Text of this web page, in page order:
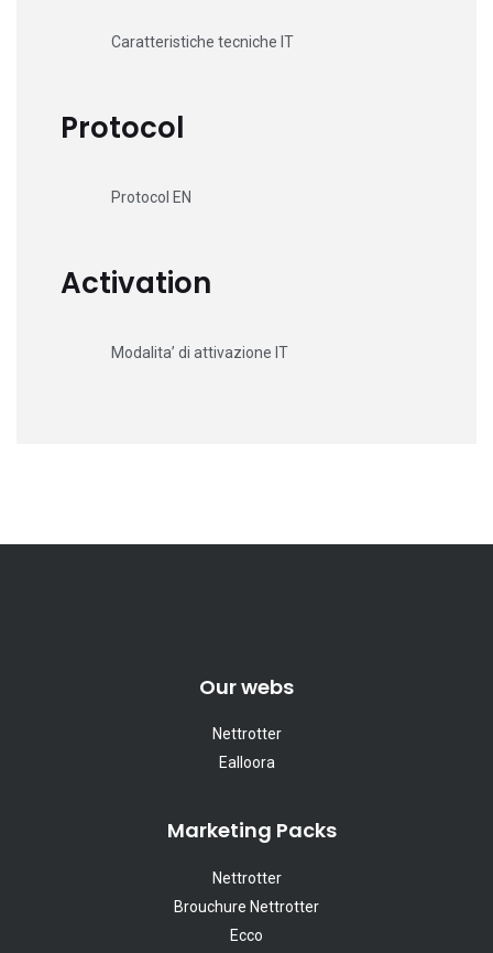
Caratteristiche tecniche IT
Protocol
Protocol EN
Activation
Modalita’ di attivazione IT
Our webs
Nettrotter
Ealloora
Marketing Packs
Nettrotter
Brouchure Nettrotter
Ecco